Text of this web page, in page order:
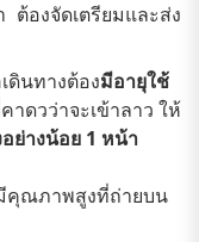
ต้องจัดเตรียมและส่ง
ดินทางต้องมีอายุใช้
าดวว่าจะเข้าลาว ให้
ย่างน้อย 1 หน้า
คุณภาพสูงที่ถ่ายบน